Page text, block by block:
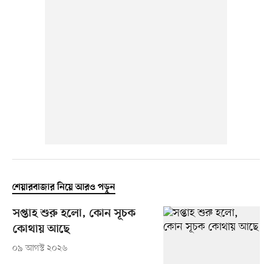
শেয়ারবাজার নিয়ে আরও পড়ুন
সপ্তাহ শুরু হলো, কোন সূচক
কোথায় আছে
০৯ আগস্ট ২০২৬